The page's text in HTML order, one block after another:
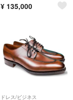
¥ 135,000
ドレス/ビジネス